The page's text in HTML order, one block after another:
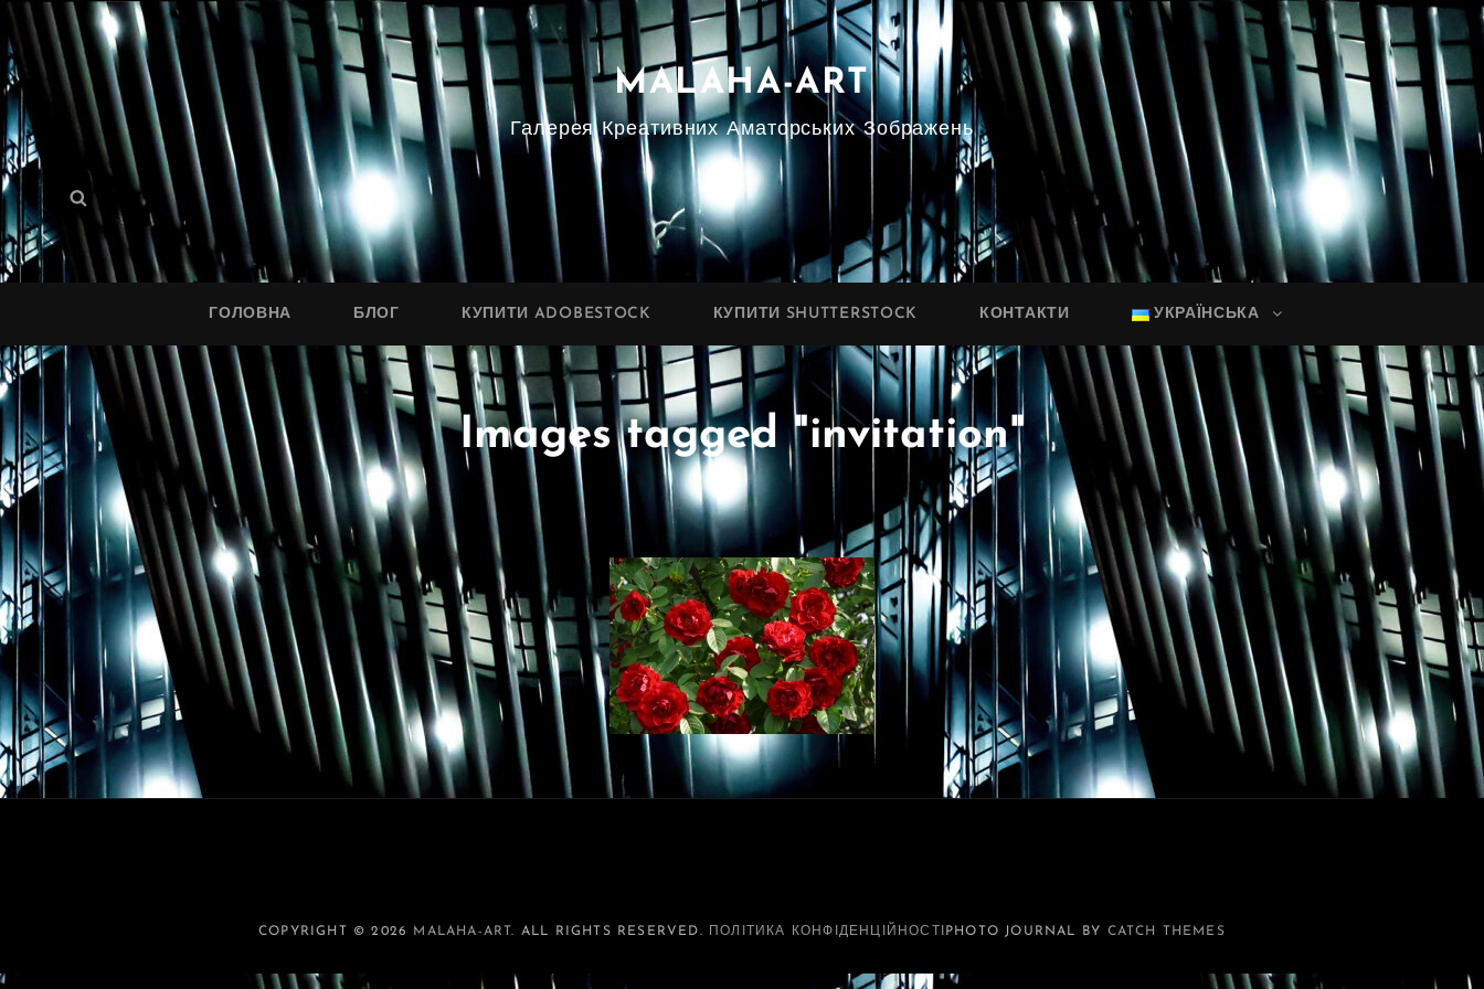
MALAHA-ART
Галерея Креативних Аматорських Зображень
Search
for:
Search
ГОЛОВНА БЛОГ КУПИТИ ADOBESTOCK КУПИТИ SHUTTERSTOCK КОНТАКТИ УКРАЇНСЬКА
Images tagged "invitation"
COPYRIGHT © 2026 MALAHA-ART. ALL RIGHTS RESERVED. ПОЛІТИКА КОНФІДЕНЦІЙНОСТІ PHOTO JOURNAL BY CATCH THEMES